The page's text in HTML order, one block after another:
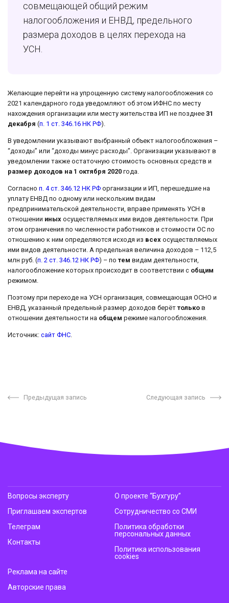
совмещающей общий режим
налогообложения и ЕНВД, предельного
размера доходов в целях перехода на
УСН.
Желающие перейти на упрощенную систему налогообложения со
2021 календарного года уведомляют об этом ИФНС по месту
нахождения организации или месту жительства ИП не позднее 31
декабря (п. 1 ст. 346.16 НК РФ).
В уведомлении указывают выбранный объект налогообложения –
“доходы” или “доходы минус расходы”. Организации указывают в
уведомлении также остаточную стоимость основных средств и
размер доходов на 1 октября 2020 года.
Согласно п. 4 ст. 346.12 НК РФ организации и ИП, перешедшие на
уплату ЕНВД по одному или нескольким видам
предпринимательской деятельности, вправе применять УСН в
отношении иных осуществляемых ими видов деятельности. При
этом ограничения по численности работников и стоимости ОС по
отношению к ним определяются исходя из всех осуществляемых
ими видов деятельности. А предельная величина доходов – 112,5
млн руб. (п. 2 ст. 346.12 НК РФ) – потем видам деятельности,
налогообложение которых происходит в соответствии с общим
режимом.
Поэтому при переходе на УСН организация, совмещающая ОСНО и
ЕНВД, указанный предельный размер доходов берёттолько в
отношении деятельности на общем режиме налогообложения.
Источник: сайт ФНС
Предыдущая запись Следующая запись
Вопросы эксперту
Приглашаем экспертов
Телеграм
Контакты
О проекте “Бухгуру”
Сотрудничество со СМИ
Политика обработки
персональных данных
Политика использования
cookies
Реклама на сайте
Авторские права